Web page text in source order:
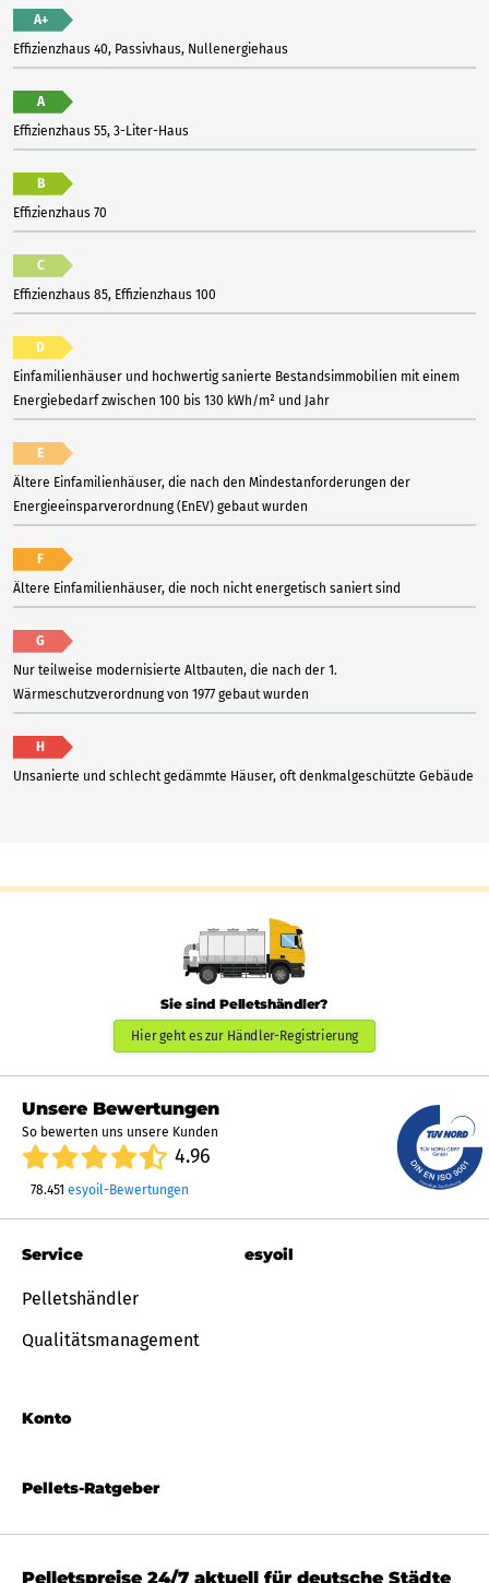
A+
Effizienzhaus 40, Passivhaus, Nullenergiehaus
A
Effizienzhaus 55, 3-Liter-Haus
B
Effizienzhaus 70
C
Effizienzhaus 85, Effizienzhaus 100
D
Einfamilienhäuser und hochwertig sanierte Bestandsimmobilien mit einem
Energiebedarf zwischen 100 bis 130 kWh/m² und Jahr
E
Ältere Einfamilienhäuser, die nach den Mindestanforderungen der
Energieeinsparverordnung (EnEV) gebaut wurden
F
Ältere Einfamilienhäuser, die noch nicht energetisch saniert sind
G
Nur teilweise modernisierte Altbauten, die nach der 1.
Wärmeschutzverordnung von 1977 gebaut wurden
H
Unsanierte und schlecht gedämmte Häuser, oft denkmalgeschützte Gebäude
Sie sind Pelletshändler?
Hier geht es zur Händler-Registrierung
Unsere Bewertungen
So bewerten uns unsere Kunden
4.96
78.451 esyoil-Bewertungen
Pellets-Ratgeber
Service
Pelletshändler
Qualitätsmanagement
Konto
esyoil
Pelletspreise 24/7 aktuell für deutsche Städte